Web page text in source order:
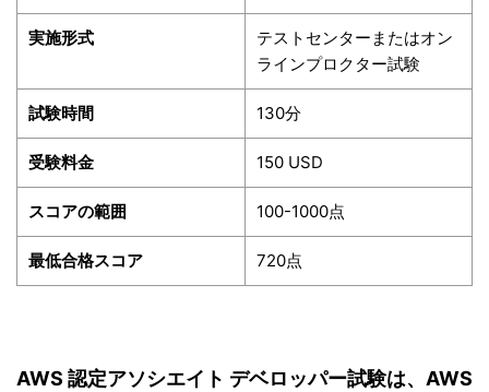
実施形式
テストセンターまたはオン
ラインプロクター試験
試験時間 130分
受験料金 150 USD
スコアの範囲 100-1000点
最低合格スコア 720点
AWS 認定アソシエイト デベロッパー試験は、AWS